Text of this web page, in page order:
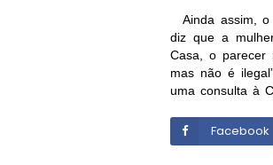
Ainda assim,
diz que a
Casa, o parecer
mas não é
uma consulta à
Facebook